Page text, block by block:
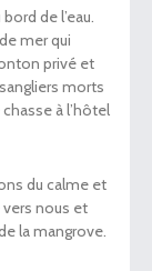
de l’eau.
mer qui
privé et
morts
à l’hôtel
du calme et
vers nous et
la mangrove.